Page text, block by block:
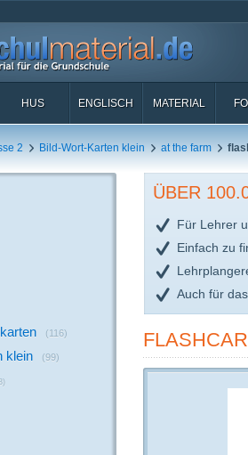
HUS ENGLISCH MATERIAL
2 Bild-Wort-Karten klein at the farm
(116)
klein (99)
ÜBER
Für Lehrer
Einfach zu
Auch für